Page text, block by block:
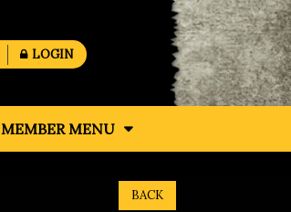
LOGIN
MEMBER MENU
BACK